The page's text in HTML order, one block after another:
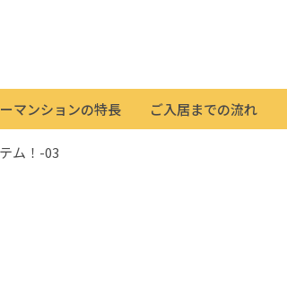
マンションの特長 ご入居までの流れ
ム！-03